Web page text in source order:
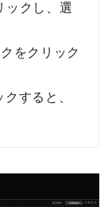
ックし、選
をクリック
すると、